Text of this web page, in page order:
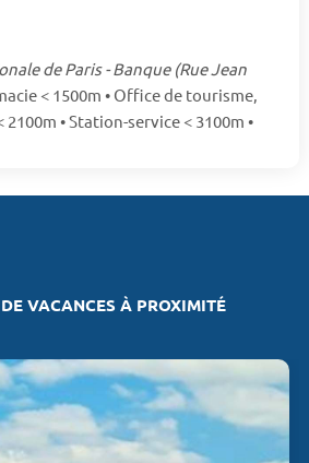
de Paris - Banque (Rue Jean
< 1500m • Office de tourisme,
• Station-service < 3100m •
VACANCES À PROXIMITÉ